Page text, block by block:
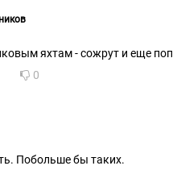
яхтам - сожрут и еще
0
Побольше бы таких.